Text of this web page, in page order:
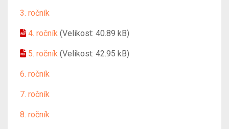
3. ročník
4. ročník (Velikost: 40.89 kB)
5. ročník (Velikost: 42.95 kB)
6. ročník
7. ročník
8. ročník